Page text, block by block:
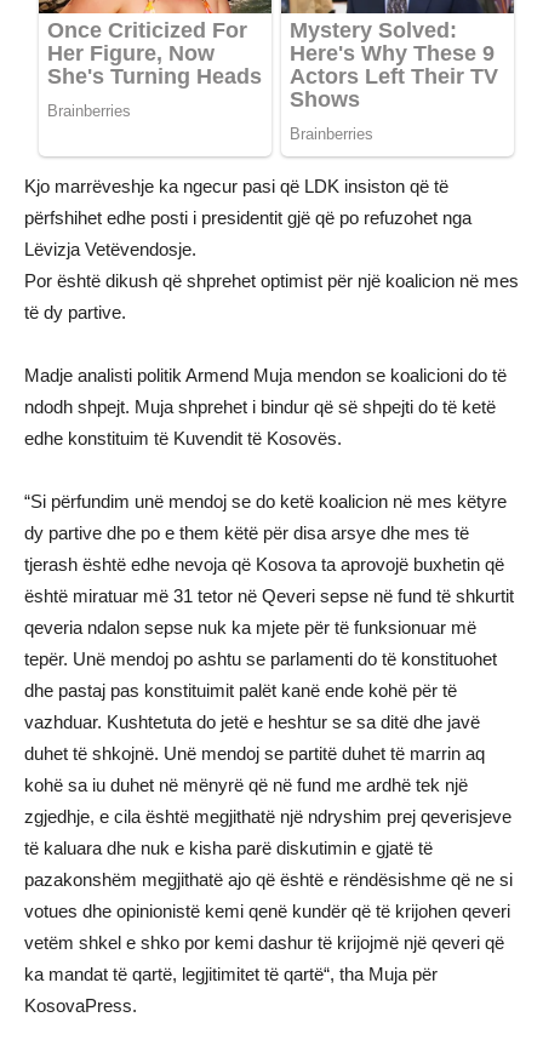
Kjo marrëveshje ka ngecur pasi që LDK insiston që të
përfshihet edhe posti i presidentit gjë që po refuzohet nga
Lëvizja Vetëvendosje.
Por është dikush që shprehet optimist për një koalicion në mes
të dy partive.
Madje analisti politik Armend Muja mendon se koalicioni do të
ndodh shpejt. Muja shprehet i bindur që së shpejti do të ketë
edhe konstituim të Kuvendit të Kosovës.
“Si përfundim unë mendoj se do ketë koalicion në mes këtyre
dy partive dhe po e them këtë për disa arsye dhe mes të
tjerash është edhe nevoja që Kosova ta aprovojë buxhetin që
është miratuar më 31 tetor në Qeveri sepse në fund të shkurtit
qeveria ndalon sepse nuk ka mjete për të funksionuar më
tepër. Unë mendoj po ashtu se parlamenti do të konstituohet
dhe pastaj pas konstituimit palët kanë ende kohë për të
vazhduar. Kushtetuta do jetë e heshtur se sa ditë dhe javë
duhet të shkojnë. Unë mendoj se partitë duhet të marrin aq
kohë sa iu duhet në mënyrë që në fund me ardhë tek një
zgjedhje, e cila është megjithatë një ndryshim prej qeverisjeve
të kaluara dhe nuk e kisha parë diskutimin e gjatë të
pazakonshëm megjithatë ajo që është e rëndësishme që ne si
votues dhe opinionistë kemi qenë kundër që të krijohen qeveri
vetëm shkel e shko por kemi dashur të krijojmë një qeveri që
ka mandat të qartë, legjitimitet të qartë“, tha Muja për
KosovaPress.